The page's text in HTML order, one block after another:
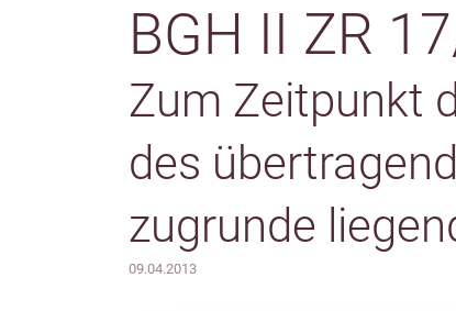
BGH II ZR
Zum Zeitpunkt
des
zugrunde
09.04.2013